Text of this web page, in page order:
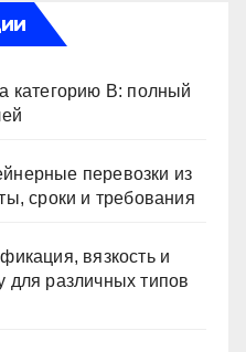
категорию В: полный
перевозки из
сроки и требования
вязкость и
для различных типов